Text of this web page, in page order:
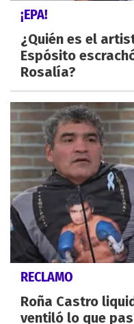
¡EPA!
¿Quién es el
Espósito
Rosalía?
RECLAMO
Roña Castro
ventiló lo que